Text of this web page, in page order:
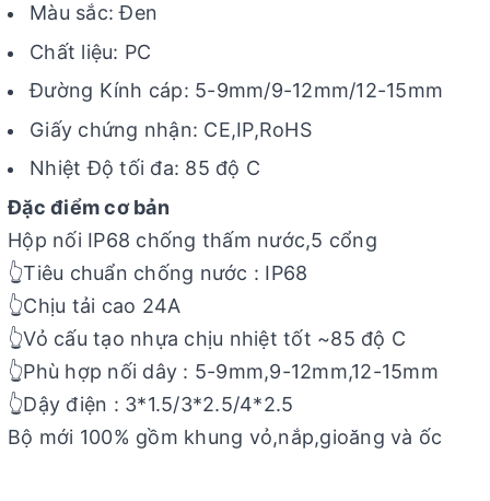
Màu sắc: Đen
Chất liệu: PC
Đường Kính cáp: 5-9mm/9-12mm/12-15mm
Giấy chứng nhận: CE,IP,RoHS
Nhiệt Độ tối đa: 85 độ C
Đặc điểm cơ bản
Hộp nối IP68 chống thấm nước,5 cổng
👆Tiêu chuẩn chống nước : IP68
👆Chịu tải cao 24A
👆Vỏ cấu tạo nhựa chịu nhiệt tốt ~85 độ C
👆Phù hợp nối dây : 5-9mm,9-12mm,12-15mm
👆Dậy điện : 3*1.5/3*2.5/4*2.5
Bộ mới 100% gồm khung vỏ,nắp,gioăng và ốc